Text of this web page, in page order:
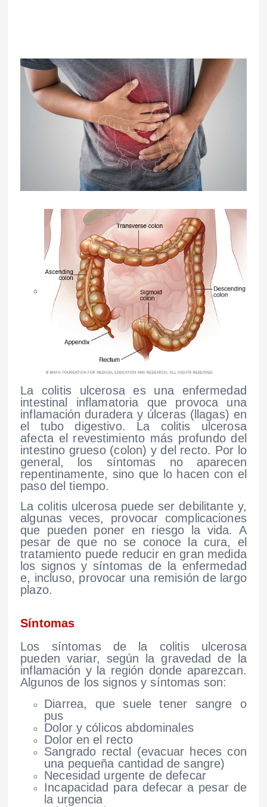
La colitis ulcerosa es una enfermedad
intestinal inflamatoria que provoca una
inflamación duradera y úlceras (llagas) en
el tubo digestivo. La colitis ulcerosa
afecta el revestimiento más profundo del
intestino grueso (colon) y del recto. Por lo
general, los síntomas no aparecen
repentinamente, sino que lo hacen con el
paso del tiempo.
La colitis ulcerosa puede ser debilitante y,
algunas veces, provocar complicaciones
que pueden poner en riesgo la vida. A
pesar de que no se conoce la cura, el
tratamiento puede reducir en gran medida
los signos y síntomas de la enfermedad
e, incluso, provocar una remisión de largo
plazo.
Síntomas
Los síntomas de la colitis ulcerosa
pueden variar, según la gravedad de la
inflamación y la región donde aparezcan.
Algunos de los signos y síntomas son:
Diarrea, que suele tener sangre o
pus
Dolor y cólicos abdominales
Dolor en el recto
Sangrado rectal (evacuar heces con
una pequeña cantidad de sangre)
Necesidad urgente de defecar
Incapacidad para defecar a pesar de
la urgencia